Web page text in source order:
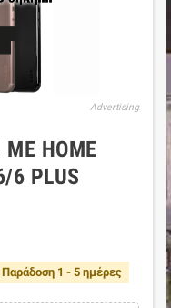
Advertising
HOME
6 PLUS
1 - 5 ημέρες